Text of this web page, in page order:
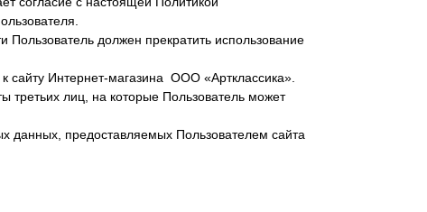
должен прекратить использование
Интернет-магазина ООО «Артклассика».
третьих лиц, на которые Пользователь может
данных, предоставляемых Пользователем сайта